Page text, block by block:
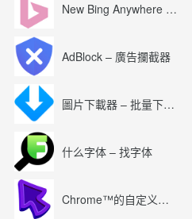
New Bing Anywhere (Bing Chat GPT-4)
AdBlock – 廣告攔截器
圖片下載器 – 批量下載圖片
什么字体 – 找字体
Chrome™的自定义光标